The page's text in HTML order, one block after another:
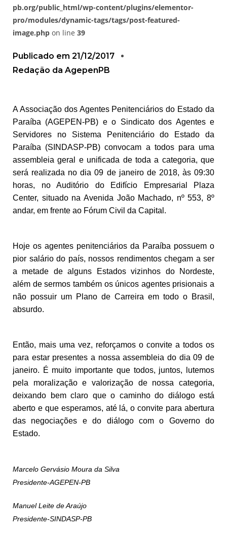
pb.org/public_html/wp-content/plugins/elementor-
pro/modules/dynamic-tags/tags/post-featured-
image.php on line 39
Publicado em 21/12/2017
Redação da AgepenPB
A Associação dos Agentes Penitenciários do Estado da
Paraíba (AGEPEN-PB) e o Sindicato dos Agentes e
Servidores no Sistema Penitenciário do Estado da
Paraíba (SINDASP-PB) convocam a todos para uma
assembleia geral e unificada de toda a categoria, que
será realizada no dia 09 de janeiro de 2018, às 09:30
horas, no Auditório do Edifício Empresarial Plaza
Center, situado na Avenida João Machado, nº 553, 8º
andar, em frente ao Fórum Civil da Capital.
Hoje os agentes penitenciários da Paraíba possuem o
pior salário do país, nossos rendimentos chegam a ser
a metade de alguns Estados vizinhos do Nordeste,
além de sermos também os únicos agentes prisionais a
não possuir um Plano de Carreira em todo o Brasil,
absurdo.
Então, mais uma vez, reforçamos o convite a todos os
para estar presentes a nossa assembleia do dia 09 de
janeiro. É muito importante que todos, juntos, lutemos
pela moralização e valorização de nossa categoria,
deixando bem claro que o caminho do diálogo está
aberto e que esperamos, até lá, o convite para abertura
das negociações e do diálogo com o Governo do
Estado.
Marcelo Gervásio Moura da Silva
Presidente-AGEPEN-PB
Manuel Leite de Araújo
Presidente-SINDASP-PB